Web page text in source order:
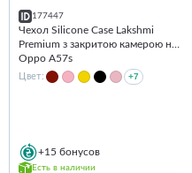
177447
Чехол Silicone Case Lakshmi
Premium з закритою камерою на
Oppo A57s
Цвет: +7
+15 бонусов
Есть в наличии